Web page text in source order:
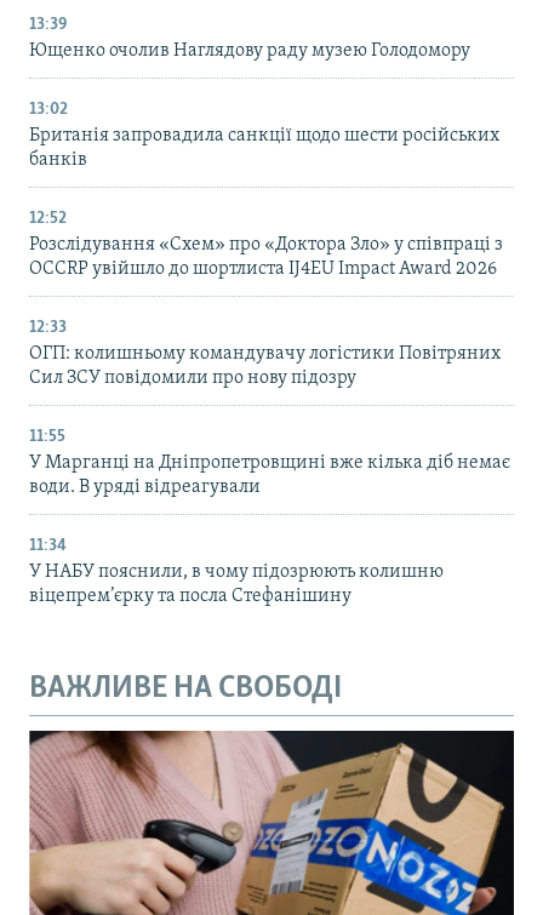
13:39
Ющенко очолив Наглядову раду музею Голодомору
13:02
Британія запровадила санкції щодо шести російських
банків
12:52
Розслідування «Схем» про «Доктора Зло» у співпраці з
OCCRP увійшло до шортлиста IJ4EU Impact Award 2026
12:33
ОГП: колишньому командувачу логістики Повітряних
Сил ЗСУ повідомили про нову підозру
11:55
У Марганці на Дніпропетровщині вже кілька діб немає
води. В уряді відреагували
11:34
У НАБУ пояснили, в чому підозрюють колишню
віцепрем’єрку та посла Стефанішину
ВАЖЛИВЕ НА СВОБОДІ